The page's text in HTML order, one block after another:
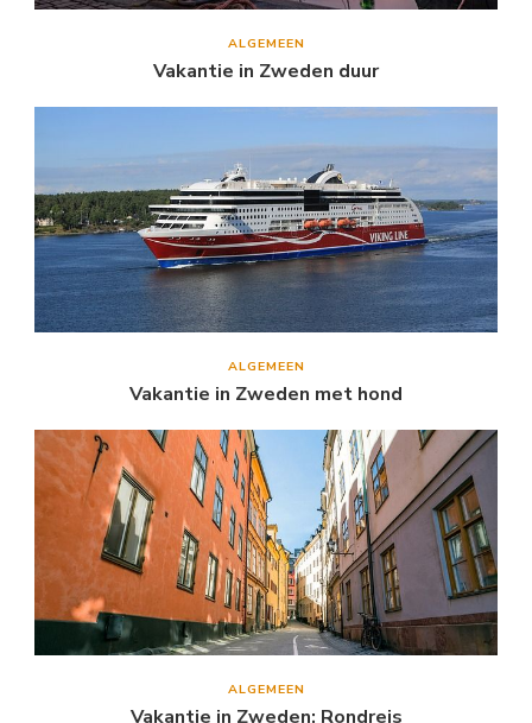
ALGEMEEN
Vakantie in Zweden duur
ALGEMEEN
Vakantie in Zweden met hond
ALGEMEEN
Vakantie in Zweden: Rondreis